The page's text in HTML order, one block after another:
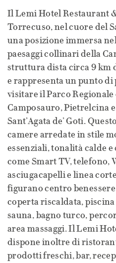
Il Lemi Hotel Restaurant
Torrecuso, nel cuore del
una posizione immersa
paesaggi collinari della
struttura dista circa 9 km
e rappresenta un punto di
visitare il Parco
Camposauro, Pietrelcina
Sant’Agata de’ Goti.
camere arredate in stile
essenziali, tonalità calde
come Smart TV, telefono,
asciugacapelli e linea
figurano centro
coperta riscaldata,
sauna, bagno turco,
area massaggi. Il Lemi
dispone inoltre di
prodotti freschi, bar,